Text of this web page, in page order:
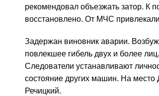
рекомендовал объезжать затор. К
восстановлено. От МЧС
Задержан виновник аварии.
повлекшее гибель двух и более
Следователи устанавливают
состояние других машин. На
Речицкий.